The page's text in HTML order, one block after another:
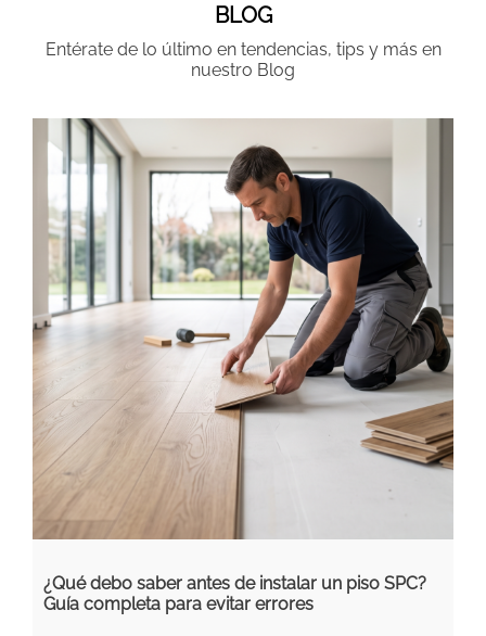
BLOG
Entérate de lo último en tendencias, tips y más en
nuestro Blog
¿Qué debo saber antes de instalar un piso SPC?
Guía completa para evitar errores